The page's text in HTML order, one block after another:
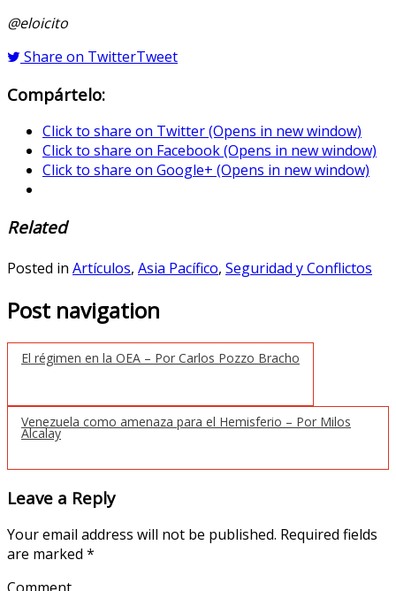
@eloicito
Share on TwitterTweet
Compártelo:
Click to share on Twitter (Opens in new window)
Click to share on Facebook (Opens in new window)
Click to share on Google+ (Opens in new window)
Related
Posted in Artículos, Asia Pacífico, Seguridad y Conflictos
Post navigation
El régimen en la OEA – Por Carlos Pozzo Bracho
Venezuela como amenaza para el Hemisferio – Por Milos
Alcalay
Leave a Reply
Your email address will not be published. Required fields
are marked *